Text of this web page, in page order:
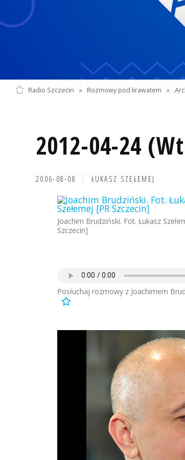
Radio Szczecin » Rozmowy pod krawatem »
2012-04-24
2006-08-08 ŁUKASZ SZEŁEMEJ
Joachim Brudziński. Fot. Łukasz
Szczecin]
Posłuchaj rozmowy z Joachimem